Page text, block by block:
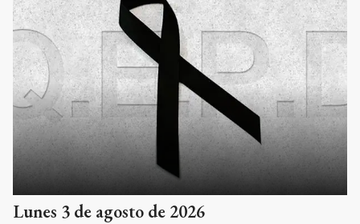
Lunes 3 de agosto de 2026